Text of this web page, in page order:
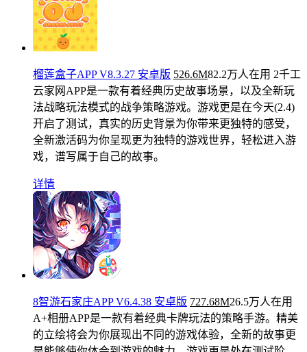
榴莲盒子APP V8.3.27 安卓版 526.6M82.2万人在用 2千工
云家网APP是一款有着经典历史故事场景，以及全新玩
法战略玩法模式的战争策略游戏。游戏更是在今天(2.4)
开启了测试，真实的历史背景为你带来更独特的感受，
全新激活码为你呈现更为独特的游戏世界，轻松进入游
戏，谱写属于自己的故事。
详情
8智游石家庄APP V6.4.38 安卓版 727.68M26.5万人在用
A+相册APP是一款有着经典卡牌玩法的策略手游。精美
的立绘将会为你展现出不同的游戏体验，全新的故事更